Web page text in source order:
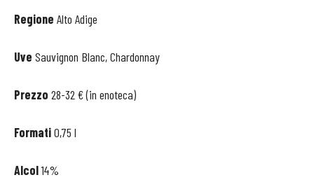
Regione Alto Adige
Uve Sauvignon Blanc, Chardonnay
Prezzo 28-32 € (in enoteca)
Formati0,75 l
Alcol14%